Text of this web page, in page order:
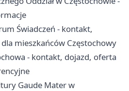
Świadczeń - kontakt,
mieszkańców Częstochowy
- kontakt, dojazd, oferta
Gaude Mater w